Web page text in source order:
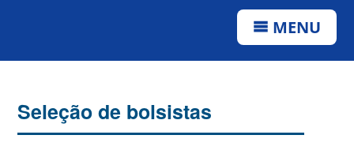
MENU
Seleção de bolsistas